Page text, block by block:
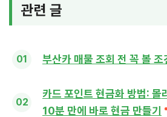
관련 글
부산카 매물 조회 전 꼭 볼
카드 포인트 현금화 방법: 몰
10분 만에 바로 현금 만들기